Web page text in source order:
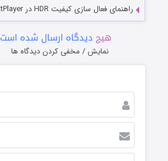
راهنمای فعال سازی کیفیت HDR در PotPlayer
هیچ دیدگاه ارسال شده است
نمایش / مخفی کردن دیدگاه ها